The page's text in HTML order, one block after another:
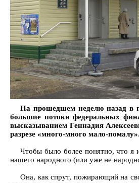
На прошедшем неделю назад в
большие потоки федеральных
высказыванием Геннадия
разрезе «много-много мало-помалу».
Чтобы было более понятно, что я
нашего народного (или уже не
Она, как спрут, пожирающий на